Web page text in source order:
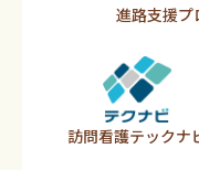
進路支援プ
訪問看護テックナ